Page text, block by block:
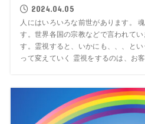
2024.04.05
人にはいろいろな前世があります。
す。世界各国の宗教などで言われて
す。霊視すると、いかにも、、、と
って変えていく 霊視をするのは、お客